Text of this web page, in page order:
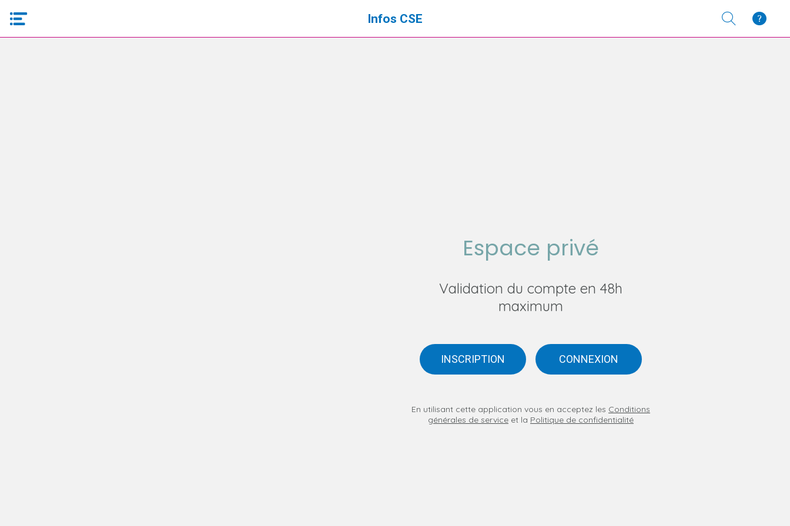
Infos CSE
Espace privé
Validation du compte en 48h
maximum
INSCRIPTION CONNEXION
En utilisant cette application vous en acceptez les Conditions
générales de service et la Politique de confidentialité